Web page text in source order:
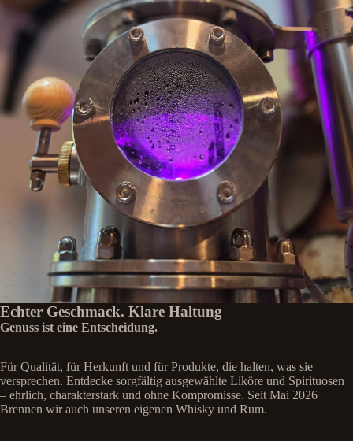
Echter Geschmack. Klare Haltung
Genuss ist eine Entscheidung.
Für Qualität, für Herkunft und für Produkte, die halten, was sie
versprechen. Entdecke sorgfältig ausgewählte Liköre und Spirituosen
– ehrlich, charakterstark und ohne Kompromisse. Seit Mai 2026
Brennen wir auch unseren eigenen Whisky und Rum.